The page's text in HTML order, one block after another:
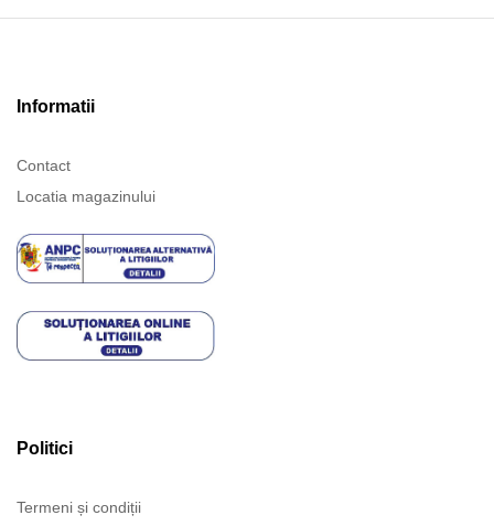
Informatii
Contact
Locatia magazinului
Politici
Termeni și condiții